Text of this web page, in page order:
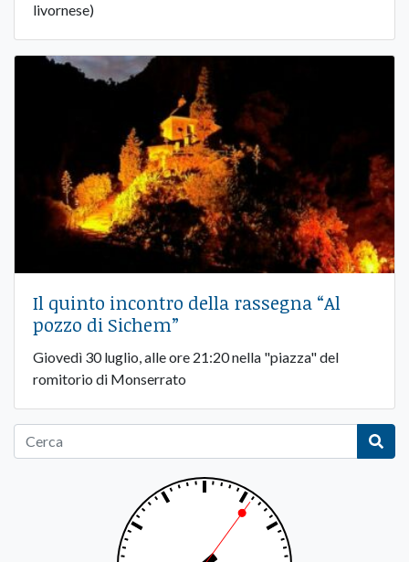
livornese)
Il quinto incontro della rassegna “Al
pozzo di Sichem”
Giovedì 30 luglio, alle ore 21:20 nella "piazza" del
romitorio di Monserrato